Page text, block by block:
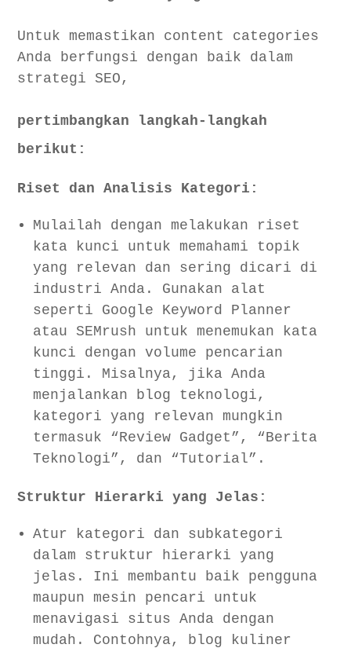
Untuk memastikan content categories
Anda berfungsi dengan baik dalam
strategi SEO,
pertimbangkan langkah-langkah
berikut:
Riset dan Analisis Kategori:
Mulailah dengan melakukan riset
kata kunci untuk memahami topik
yang relevan dan sering dicari di
industri Anda. Gunakan alat
seperti Google Keyword Planner
atau SEMrush untuk menemukan kata
kunci dengan volume pencarian
tinggi. Misalnya, jika Anda
menjalankan blog teknologi,
kategori yang relevan mungkin
termasuk “Review Gadget”, “Berita
Teknologi”, dan “Tutorial”.
Struktur Hierarki yang Jelas:
Atur kategori dan subkategori
dalam struktur hierarki yang
jelas. Ini membantu baik pengguna
maupun mesin pencari untuk
menavigasi situs Anda dengan
mudah. Contohnya, blog kuliner